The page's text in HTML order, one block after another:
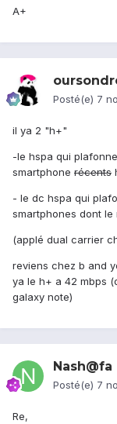
A+
Posté(e) 7
il ya 2 "h+"
-le hspa qui
smartphone récents
- le dc hspa qui
smartphones dont
(applé dual carrier
reviens chez b and
ya le h+ a 42 mbps
galaxy note)
Nash@fa
Posté(e) 7
Re,